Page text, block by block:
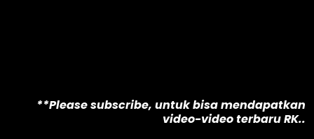
**Please subscribe, untuk bisa mendapatkan
video-video terbaru RK..